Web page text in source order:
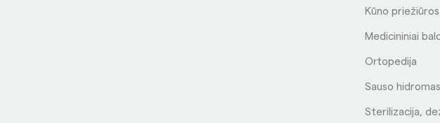
Kūno
Medicininiai
Ortopedija
Sauso
Sterilizacija,